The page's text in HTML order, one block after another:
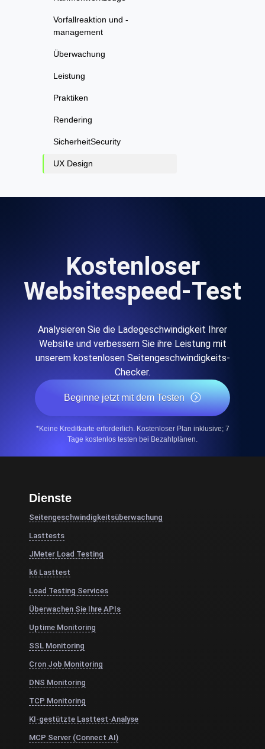
Vorfallreaktion und -
management
Überwachung
Leistung
Praktiken
Rendering
SicherheitSecurity
UX Design
Kostenloser
Websitespeed-Test
Analysieren Sie die Ladegeschwindigkeit Ihrer
Website und verbessern Sie ihre Leistung mit
unserem kostenlosen Seitengeschwindigkeits-
Checker.
Beginne jetzt mit dem Testen
*Keine Kreditkarte erforderlich. Kostenloser Plan inklusive; 7
Tage kostenlos testen bei Bezahlplänen.
Dienste
Seitengeschwindigkeitsüberwachung
Lasttests
JMeter Load Testing
k6 Lasttest
Load Testing Services
Überwachen Sie Ihre APIs
Uptime Monitoring
SSL Monitoring
Cron Job Monitoring
DNS Monitoring
TCP Monitoring
KI-gestützte Lasttest-Analyse
MCP Server (Connect AI)